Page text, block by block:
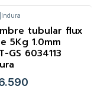
Indura
tubular flux
5Kg 1.0mm
GS 6034113